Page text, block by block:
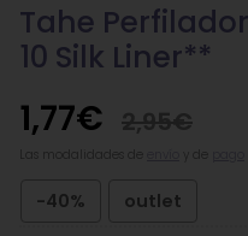
Tahe
10 Silk Liner**
1,77€
-40% outlet